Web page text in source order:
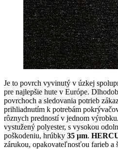
Je to povrch vyvinutý v úzkej
pre najlepšie hute v Európe.
povrchoch a sledovania potrieb
prihliadnutím k potrebám
rôznych predností v jednom výrobku.
vystužený polyester, s vysokou
poškodeniu, hrúbky 35 μm.
zárukou, opakovateľnosťou farieb a